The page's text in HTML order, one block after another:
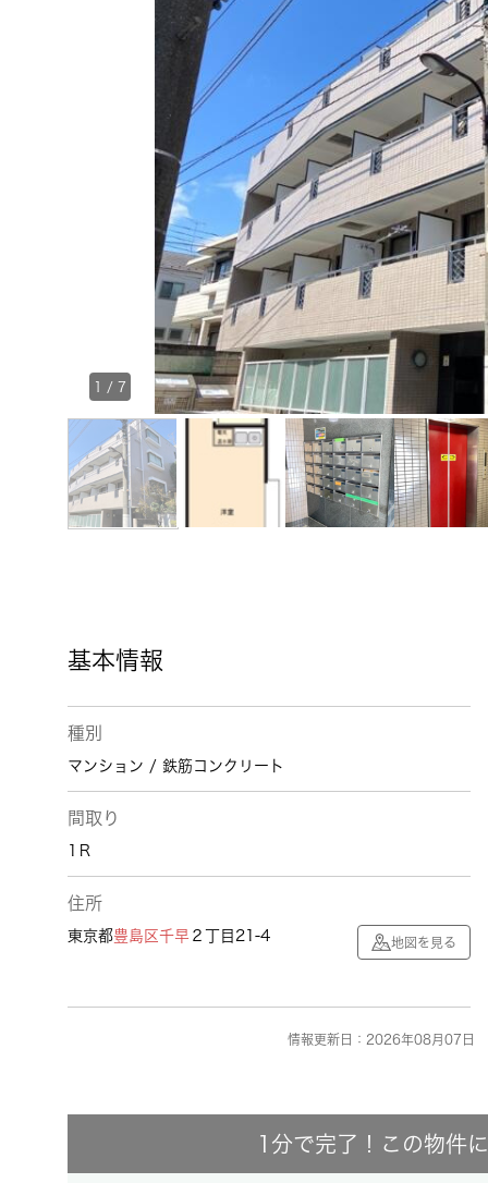
1 / 7
基本情報
種別
マンション / 鉄筋コンクリート
間取り
1Ｒ
住所
東京都豊島区千早 ２丁目21-4 地図を見る
情報更新日：2026年08月07日
1分で完了！この物件